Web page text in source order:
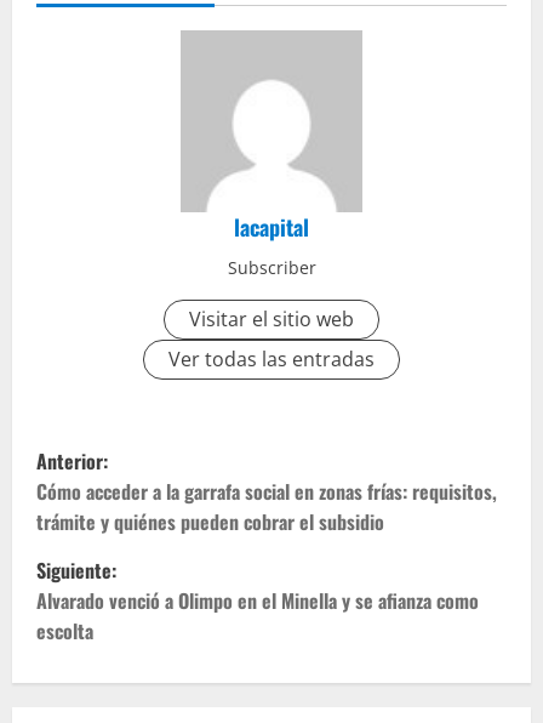
lacapital
Subscriber
Visitar el sitio web
Ver todas las entradas
Anterior:
Cómo acceder a la garrafa social en zonas frías: requisitos,
trámite y quiénes pueden cobrar el subsidio
Siguiente:
Alvarado venció a Olimpo en el Minella y se afianza como
escolta